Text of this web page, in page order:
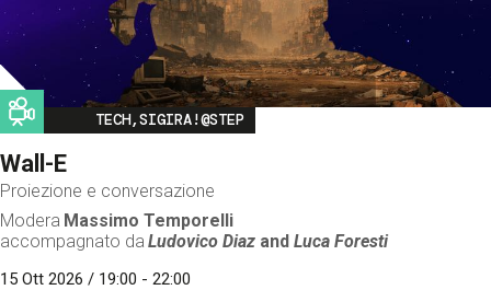
Image
TECH,SIGIRA!@STEP
Wall-E
Proiezione e conversazione
Modera Massimo Temporelli
accompagnato da Ludovico Diaz andLuca Foresti
15 Ott 2026 / 19:00 - 22:00